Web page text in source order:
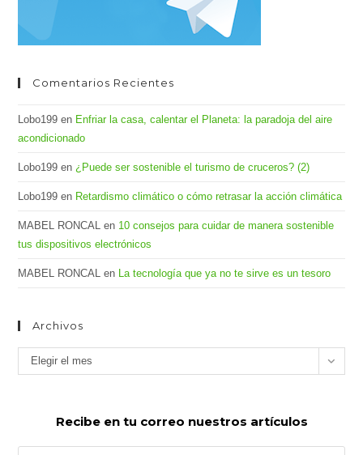
Comentarios Recientes
Lobo199 en Enfriar la casa, calentar el Planeta: la paradoja del aire
acondicionado
Lobo199 en¿Puede ser sostenible el turismo de cruceros? (2)
Lobo199 en Retardismo climático o cómo retrasar la acción climática
MABEL RONCAL en 10 consejos para cuidar de manera sostenible
tus dispositivos electrónicos
MABEL RONCAL en La tecnología que ya no te sirve es un tesoro
Archivos
Archivos
Elegir el mes
Recibe en tu correo nuestros artículos